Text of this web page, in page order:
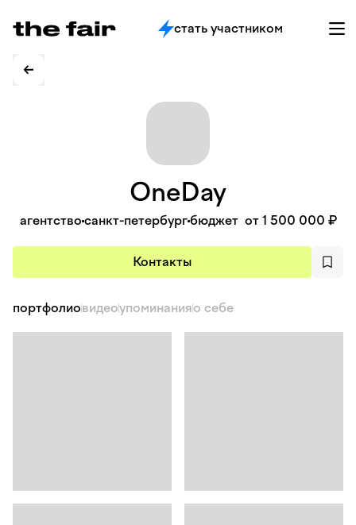
стать участником
OneDay
агентствосанкт-петербургбюджет от 1 500 000 ₽
Контакты
портфолиовидеоупоминанияо себе